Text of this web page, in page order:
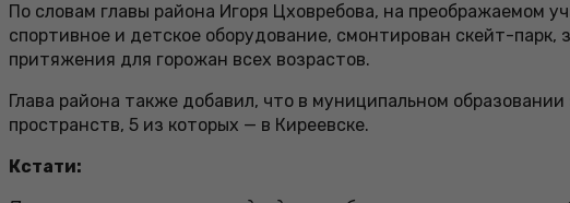
По словам главы района Игоря Цховребова, на преображаемом
спортивное и детское оборудование, смонтирован скейт-
притяжения для горожан всех возрастов.
Глава района также добавил, что в муниципальном
пространств, 5 из которых — в Киреевске.
Кстати: